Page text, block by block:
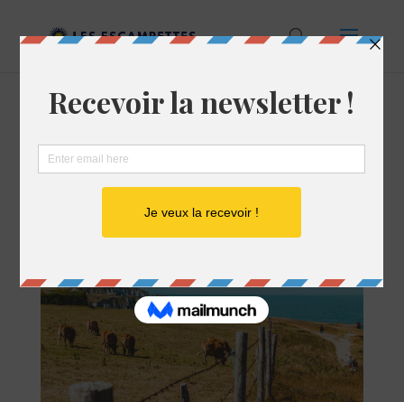
MAGAZINE